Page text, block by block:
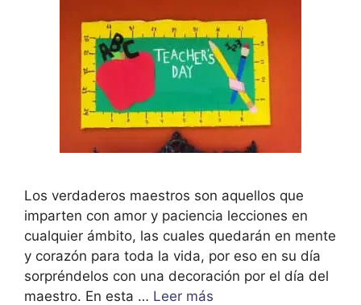
Los verdaderos maestros son aquellos que
imparten con amor y paciencia lecciones en
cualquier ámbito, las cuales quedarán en mente
y corazón para toda la vida, por eso en su día
sorpréndelos con una decoración por el día del
maestro. En esta … Leer más